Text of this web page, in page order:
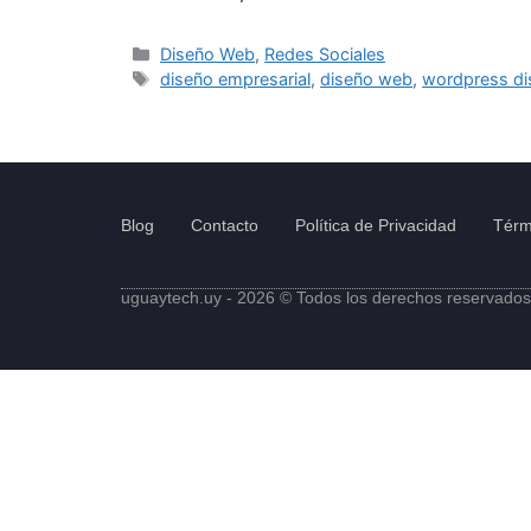
Diseño Web, Redes Sociales
diseño empresarial,diseño web,wordpress
Blog Contacto Política de Privacidad
uguaytech.uy - 2026 © Todos los derechos reservados